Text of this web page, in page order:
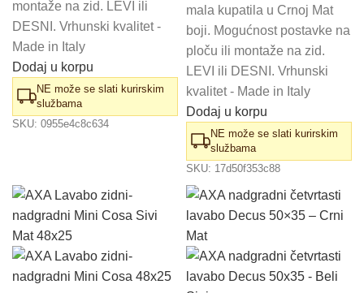
montaže na zid. LEVI ili
DESNI. Vrhunski kvalitet -
Made in Italy
Dodaj u korpu
NE može se slati kurirskim
službama
SKU: 0955e4c8c634
mala kupatila u Crnoj Mat
boji. Mogućnost postavke na
ploču ili montaže na zid.
LEVI ili DESNI. Vrhunski
kvalitet - Made in Italy
Dodaj u korpu
NE može se slati kurirskim
službama
SKU: 17d50f353c88